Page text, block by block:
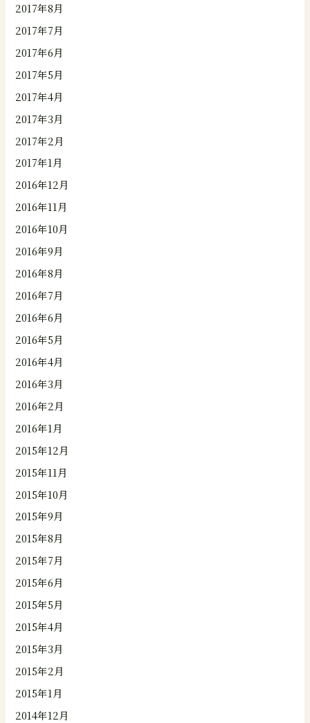
2017年8月
2017年7月
2017年6月
2017年5月
2017年4月
2017年3月
2017年2月
2017年1月
2016年12月
2016年11月
2016年10月
2016年9月
2016年8月
2016年7月
2016年6月
2016年5月
2016年4月
2016年3月
2016年2月
2016年1月
2015年12月
2015年11月
2015年10月
2015年9月
2015年8月
2015年7月
2015年6月
2015年5月
2015年4月
2015年3月
2015年2月
2015年1月
2014年12月